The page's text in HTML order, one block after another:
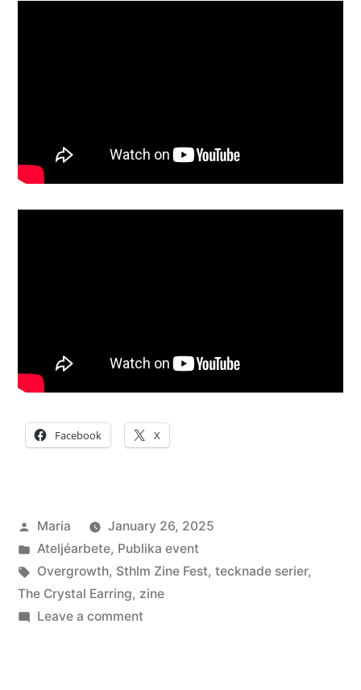
Facebook X
Posted
by
Maria
January 26, 2025
Posted
in
Ateljéarbete, Publika event
Tags:
Overgrowth, Sthlm Zine Fest, tecknade serier,
The Crystal Earring, zine
Leave a commenton